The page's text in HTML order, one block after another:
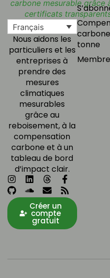
Français
Nous aidons les
particuliers et les
entreprises à
prendre des
mesures
climatiques
mesurables
grâce au
reboisement, à la
compensation
carbone et à un
tableau de bord
d’impact clair.
Créer un
compte
gratuit
tonne